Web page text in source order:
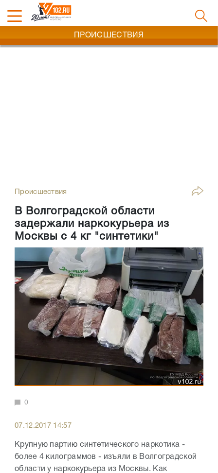
ПРОИСШЕСТВИЯ
Происшествия
В Волгоградской области
задержали наркокурьера из
Москвы с 4 кг "синтетики"
0
07.12.2017 14:57
Крупную партию синтетического наркотика -
более 4 килограммов - изъяли в Волгоградской
области у наркокурьера из Москвы. Как